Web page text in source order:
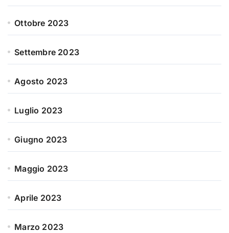
Ottobre 2023
Settembre 2023
Agosto 2023
Luglio 2023
Giugno 2023
Maggio 2023
Aprile 2023
Marzo 2023